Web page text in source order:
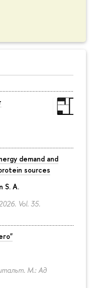
demand and
sources
S. A.
Vol. 35.
М.: Ад